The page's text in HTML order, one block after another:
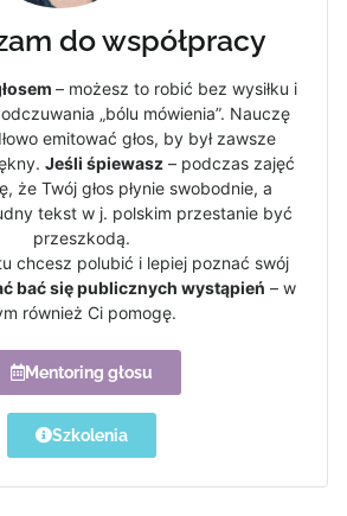
do współpracy
– możesz to robić bez wysiłku i
„bólu mówienia”. Nauczę
emitować głos, by był zawsze
Jeśli śpiewasz – podczas zajęć
że Twój głos płynie swobodnie, a
tekst w j. polskim przestanie być
przeszkodą.
chcesz polubić i lepiej poznać swój
bać się publicznych wystąpień – w
również Ci pomogę.
Mentoring głosu
Szkolenia